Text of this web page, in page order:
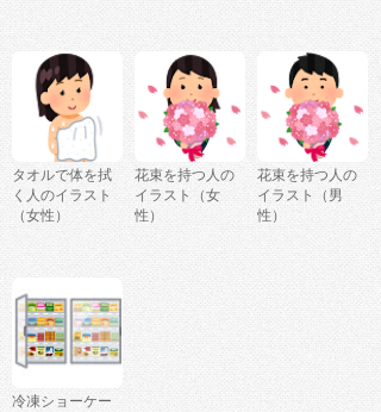
タオルで体を拭
く人のイラスト
（女性）
花束を持つ人の
イラスト（女
性）
花束を持つ人の
イラスト（男
性）
冷凍ショーケー